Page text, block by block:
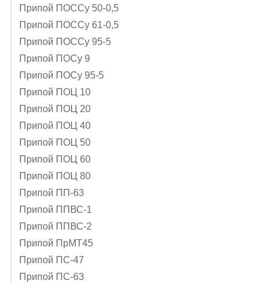
Припой ПОССу 50-0,5
Припой ПОССу 61-0,5
Припой ПОССу 95-5
Припой ПОСу 9
Припой ПОСу 95-5
Припой ПОЦ 10
Припой ПОЦ 20
Припой ПОЦ 40
Припой ПОЦ 50
Припой ПОЦ 60
Припой ПОЦ 80
Припой ПП-63
Припой ППВС-1
Припой ППВС-2
Припой ПрМТ45
Припой ПС-47
Припой ПС-63